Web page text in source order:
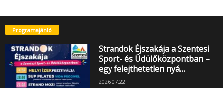
Programajánló
Strandok Éjszakája a Szentesi
Sport- és Üdülőközpontban –
egy felejthetetlen nyá…
2026.07.22.